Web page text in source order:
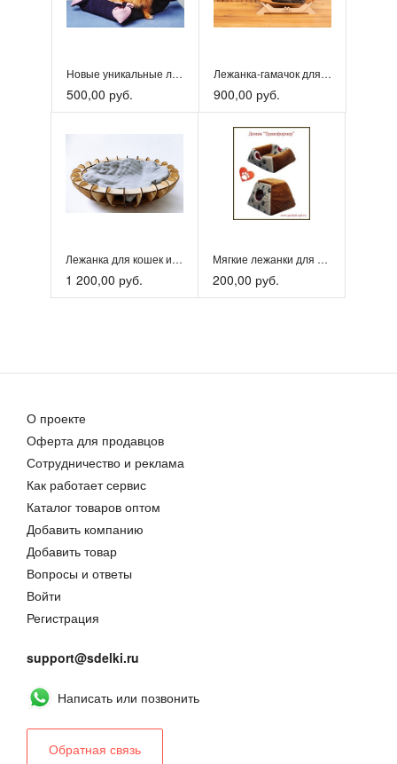
Новые уникальные лежанки для животных!
500,00 руб.
Лежанка-гамачок для котов
900,00 руб.
Лежанка для кошек и собак
1 200,00 руб.
Мягкие лежанки для кошек
200,00 руб.
О проекте
Оферта для продавцов
Сотрудничество и реклама
Как работает сервис
Каталог товаров оптом
Добавить компанию
Добавить товар
Вопросы и ответы
Войти
Регистрация
support@sdelki.ru
Написать или позвонить
Обратная связь